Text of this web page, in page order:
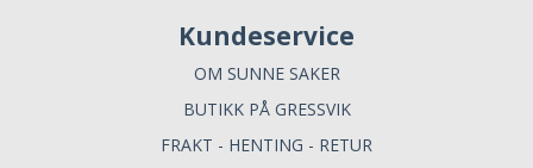
Kundeservice
OM SUNNE SAKER
BUTIKK PÅ GRESSVIK
FRAKT - HENTING - RETUR